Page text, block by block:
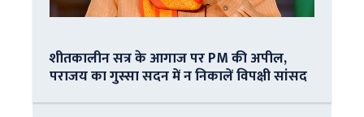
शीतकालीन सत्र के आगाज पर PM की अपील,
पराजय का गुस्सा सदन में न निकालें विपक्षी सांसद